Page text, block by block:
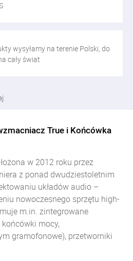
wysyłamy na terenie Polski, do
cały świat
True i Końcówka
w 2012 roku przez
z ponad dwudziestoletnim
układów audio –
nowoczesnego sprzętu high-
m.in. zintegrowane
mocy,
gramofonowe), przetworniki